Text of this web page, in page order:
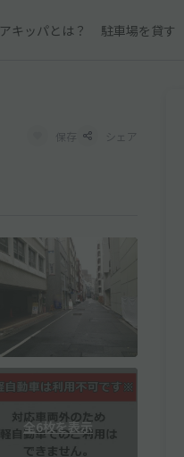
アキッパとは？ 駐車場を貸す
保存 シェア
全6枚を表示